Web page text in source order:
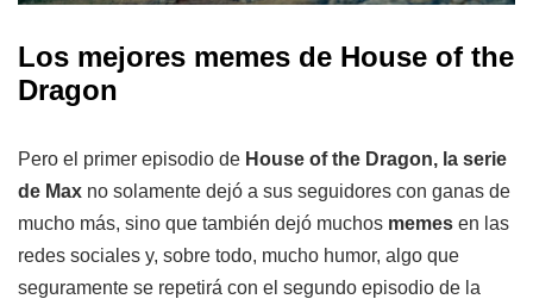
Los mejores memes de House of the
Dragon
Pero el primer episodio de House of the Dragon, la serie
de Max no solamente dejó a sus seguidores con ganas de
mucho más, sino que también dejó muchos memes en las
redes sociales y, sobre todo, mucho humor, algo que
seguramente se repetirá con el segundo episodio de la